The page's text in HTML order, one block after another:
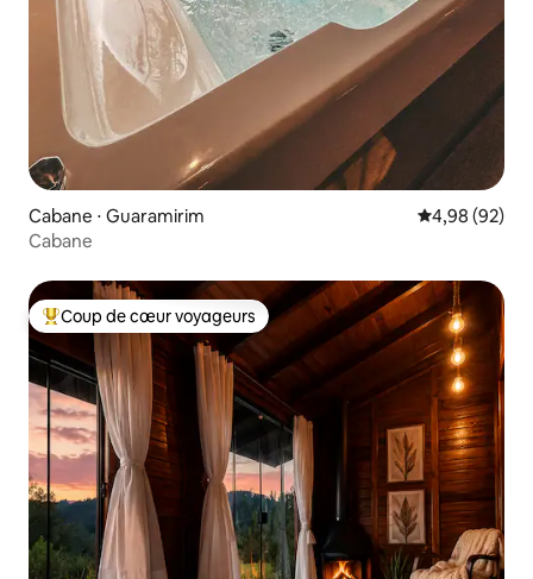
Cabane ⋅ Guaramirim Évaluation
4,98 (92)
Cabane
Coups de cœur voyageurs les plus appréciés
Coup de cœur voyageurs